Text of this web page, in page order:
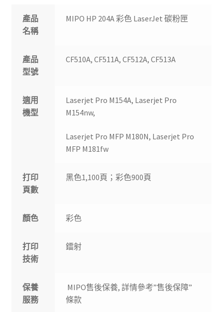
產品
名稱
MIPO HP 204A 彩色 LaserJet 碳粉匣
產品
型號
CF510A, CF511A, CF512A, CF513A
適用
機型
Laserjet Pro M154A, Laserjet Pro
M154nw,
Laserjet Pro MFP M180N, Laserjet Pro
MFP M181fw
打印
頁數
黑色1,100頁；彩色900頁
顏色 彩色
打印
技術
鐳射
保養
服務
MIPO售後保養, 詳情參考”售後保障”
條款